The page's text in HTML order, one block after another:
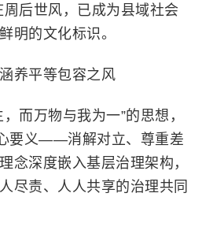
周后世风，已成为县域社会
明的文化标识。
养平等包容之风
而万物与我为一”的思想，
要义——消解对立、尊重差
念深度嵌入基层治理架构，
尽责、人人共享的治理共同